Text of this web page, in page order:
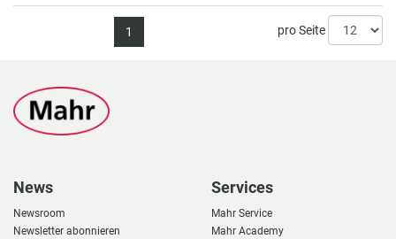
1 pro Seite
News
Newsroom
Newsletter abonnieren
Services
Mahr Service
Mahr Academy